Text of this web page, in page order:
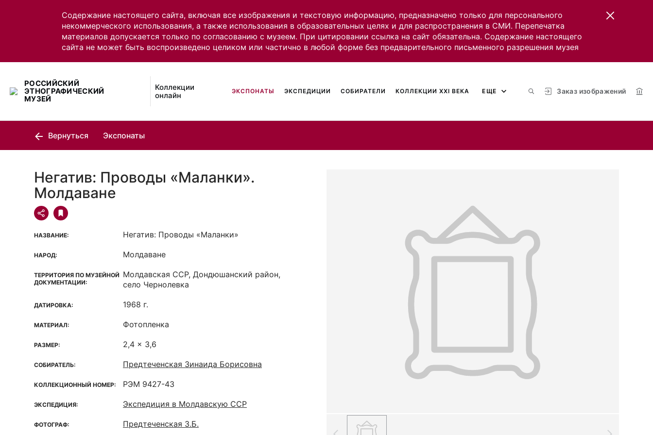
Содержание настоящего сайта, включая все изображения и текстовую информацию, предназначено только для персонального
некоммерческого использования, а также использования в образовательных целях и для распространения в СМИ. Перепечатка
материалов допускается только по согласованию с музеем. При цитировании ссылка на сайт обязательна. Содержание настоящего
сайта не может быть воспроизведено целиком или частично в любой форме без предварительного письменного разрешения музея
РОССИЙСКИЙ
ЭТНОГРАФИЧЕСКИЙ
МУЗЕЙ
Коллекции
онлайн
Заказ изображений
ЭКСПОНАТЫ ЭКСПЕДИЦИИ СОБИРАТЕЛИ КОЛЛЕКЦИИ XXI ВЕКА ЕЩЕ
Вернуться Экспонаты
Негатив: Проводы «Маланки».
Молдаване
НАЗВАНИЕ: Негатив: Проводы «Маланки»
НАРОД: Молдаване
ТЕРРИТОРИЯ ПО МУЗЕЙНОЙ
ДОКУМЕНТАЦИИ:
Молдавская ССР, Дондюшанский район,
село Чернолевка
ДАТИРОВКА: 1968 г.
МАТЕРИАЛ: Фотопленка
РАЗМЕР: 2,4 x 3,6
СОБИРАТЕЛЬ: Предтеченская Зинаида Борисовна
КОЛЛЕКЦИОННЫЙ НОМЕР: РЭМ 9427-43
ЭКСПЕДИЦИЯ: Экспедиция в Молдавскую ССР
ФОТОГРАФ: Предтеченская З.Б.